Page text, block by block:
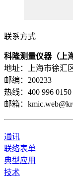
联系方式
科隆测量仪器（上
地址：上海市徐汇
邮编：200233
热线：400 996 0150
邮箱：
通讯
联络表单
典型应用
技术